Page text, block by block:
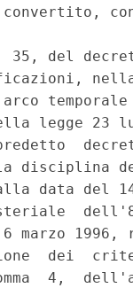
convertito,
35, del
nella
legge 23
disciplina
data del
marzo
dei
4,